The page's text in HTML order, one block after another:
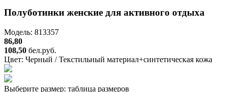
Полуботинки женские для активного отдыха
Модель: 813357
86,80
108,50 бел.руб.
Цвет: Черный / Текстильный материал+синтетическая кожа
Выберите размер: таблица размеров